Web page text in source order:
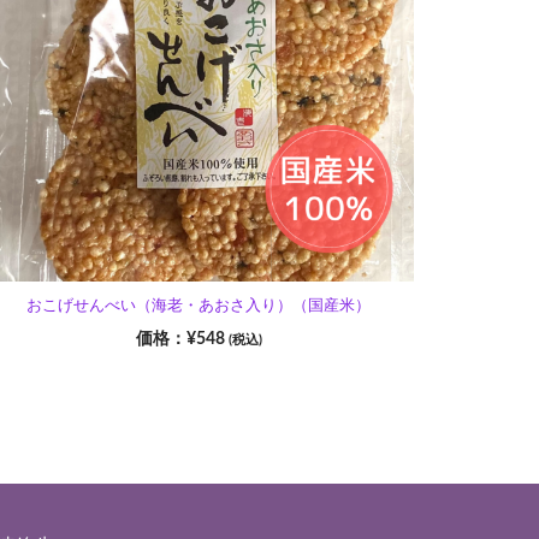
おこげせんべい（海老・あおさ入り）（国産米）
¥548 (税込)